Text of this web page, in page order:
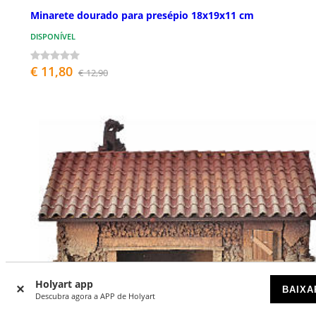
Holyart app
Descubra agora a APP de Holyart
Minarete dourado para presépio 18x19x11 cm
DISPONÍVEL
€ 11,80 € 12,90